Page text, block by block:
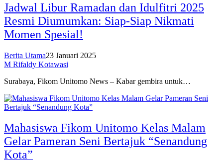
Jadwal Libur Ramadan dan Idulfitri 2025
Resmi Diumumkan: Siap-Siap Nikmati
Momen Spesial!
Berita Utama23 Januari 2025
M Rifaldy Kotawasi
Surabaya, Fikom Unitomo News – Kabar gembira untuk…
Mahasiswa Fikom Unitomo Kelas Malam
Gelar Pameran Seni Bertajuk “Senandung
Kota”